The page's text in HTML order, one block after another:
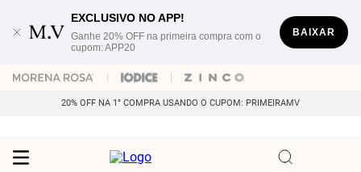
EXCLUSIVO NO APP!
Ganhe 20% OFF na primeira compra com o
cupom: APP20
BAIXAR
20% OFF NA 1° COMPRA USANDO O CUPOM: PRIMEIRAMV